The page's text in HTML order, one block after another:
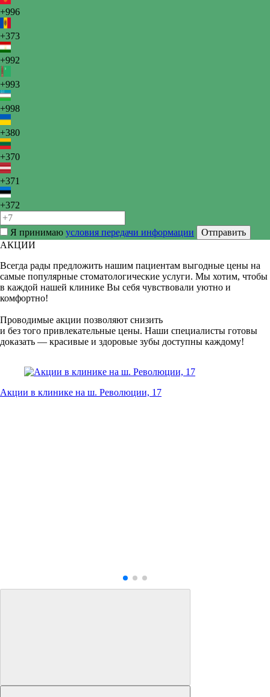
+996
+373
+992
+993
+998
+380
+370
+371
+372
Я принимаю условия передачи информации
Отправить
АКЦИИ
Всегда рады предложить нашим пациентам выгодные цены на
самые популярные стоматологические услуги. Мы хотим, чтобы
в каждой нашей клинике Вы себя чувствовали уютно и
комфортно!
Проводимые акции позволяют снизить
и без того привлекательные цены. Наши специалисты готовы
доказать — красивые и здоровые зубы доступны каждому!
Акции в клинике на ш. Революции, 17